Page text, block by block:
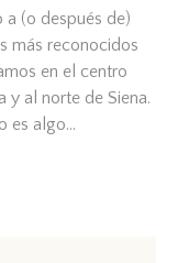
a (o después de)
más reconocidos
en el centro
y al norte de Siena.
es algo…